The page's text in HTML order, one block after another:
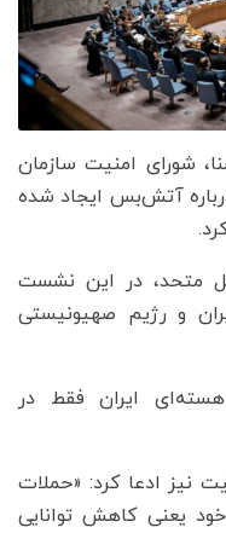
شورای امنیت سازمان
آتش‌بس ایجاد شده
ملل متحد، در این نشست
و رژیم صهیونیستی
ایران فقط در
نیز ادعا کرد: «حملات
یعنی کاهش توانایی